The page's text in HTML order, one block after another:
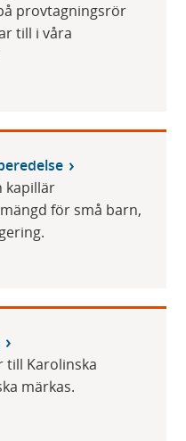
provtagningsrör
till i våra
kapillär
för små barn,
Karolinska
märkas.